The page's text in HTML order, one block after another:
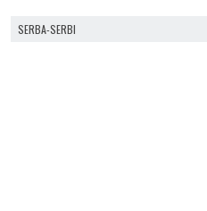
SERBA-SERBI